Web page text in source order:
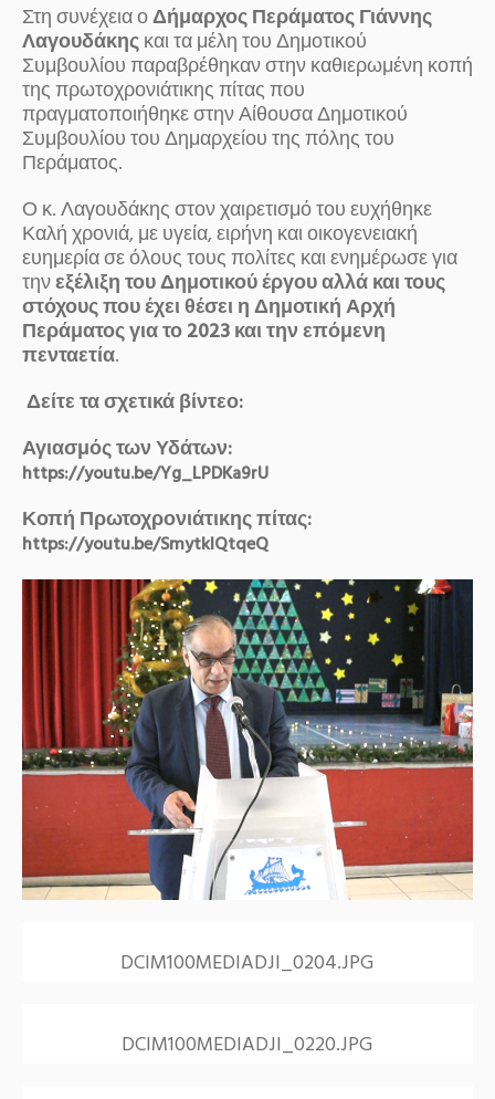
Στη συνέχεια οΔήμαρχος Περάματος Γιάννης
Λαγουδάκηςκαι τα μέλη του Δημοτικού
Συμβουλίου παραβρέθηκαν στην καθιερωμένη κοπή
της πρωτοχρονιάτικης πίτας που
πραγματοποιήθηκε στην Αίθουσα Δημοτικού
Συμβουλίου του Δημαρχείου της πόλης του
Περάματος.
Ο κ. Λαγουδάκης στον χαιρετισμό του ευχήθηκε
Καλή χρονιά, με υγεία, ειρήνη και οικογενειακή
ευημερία σε όλους τους πολίτες και ενημέρωσε για
τηνεξέλιξη του Δημοτικού έργου αλλά και τους
στόχους που έχει θέσει η Δημοτική Αρχή
Περάματος για το 2023 και την επόμενη
πενταετία.
Δείτε τα σχετικά βίντεο:
Αγιασμός των Υδάτων:
https://youtu.be/Yg_LPDKa9rU
Κοπή Πρωτοχρονιάτικης πίτας:
https://youtu.be/SmytkIQtqeQ
DCIM100MEDIADJI_0204.JPG
DCIM100MEDIADJI_0220.JPG